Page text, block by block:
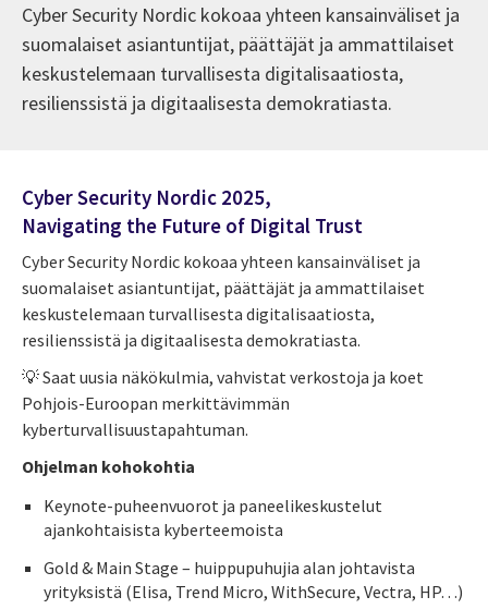
Cyber Security Nordic kokoaa yhteen kansainväliset ja
suomalaiset asiantuntijat, päättäjät ja ammattilaiset
keskustelemaan turvallisesta digitalisaatiosta,
resilienssistä ja digitaalisesta demokratiasta.​
Cyber Security Nordic 2025,​
Navigating the Future of Digital Trust​
Cyber Security Nordic kokoaa yhteen kansainväliset ja
suomalaiset asiantuntijat, päättäjät ja ammattilaiset
keskustelemaan turvallisesta digitalisaatiosta,
resilienssistä ja digitaalisesta demokratiasta.​
💡 Saat uusia näkökulmia, vahvistat verkostoja ja koet
Pohjois-Euroopan merkittävimmän
kyberturvallisuustapahtuman.
Ohjelman kohokohtia
Keynote-puheenvuorot ja paneelikeskustelut
ajankohtaisista kyberteemoista​
Gold & Main Stage – huippupuhujia alan johtavista
yrityksistä (Elisa, Trend Micro, WithSecure, Vectra, HP…)​